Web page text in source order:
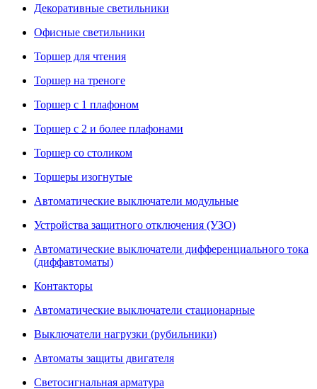
Декоративные светильники
Офисные светильники
Торшер для чтения
Торшер на треноге
Торшер с 1 плафоном
Торшер с 2 и более плафонами
Торшер со столиком
Торшеры изогнутые
Автоматические выключатели модульные
Устройства защитного отключения (УЗО)
Автоматические выключатели дифференциального тока
(диффавтоматы)
Контакторы
Автоматические выключатели стационарные
Выключатели нагрузки (рубильники)
Автоматы защиты двигателя
Светосигнальная арматура